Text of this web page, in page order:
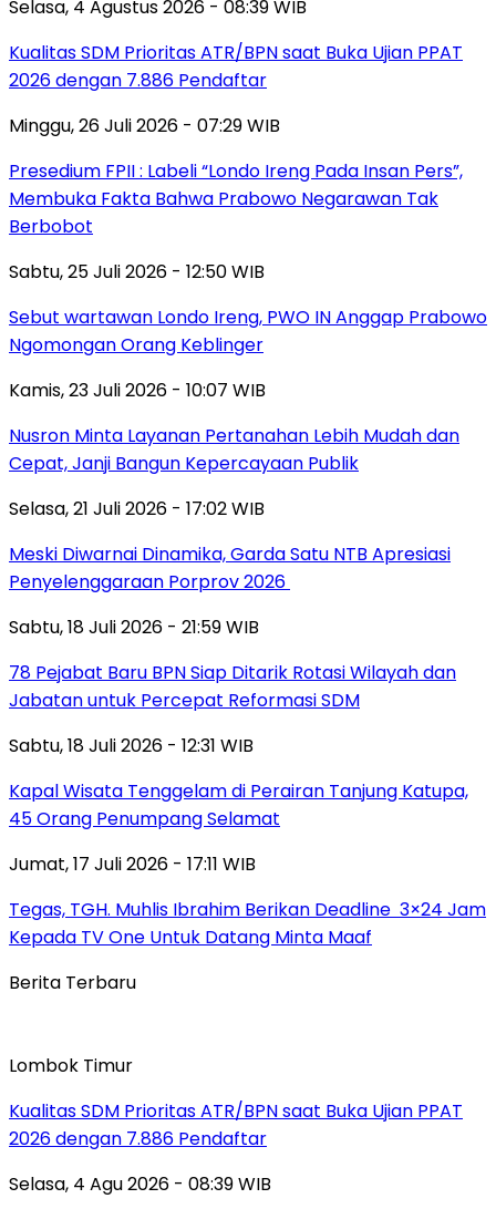
Selasa, 4 Agustus 2026 - 08:39 WIB
Kualitas SDM Prioritas ATR/BPN saat Buka Ujian PPAT
2026 dengan 7.886 Pendaftar
Minggu, 26 Juli 2026 - 07:29 WIB
Presedium FPII : Labeli “Londo Ireng Pada Insan Pers”,
Membuka Fakta Bahwa Prabowo Negarawan Tak
Berbobot
Sabtu, 25 Juli 2026 - 12:50 WIB
Sebut wartawan Londo Ireng, PWO IN Anggap Prabowo
Ngomongan Orang Keblinger
Kamis, 23 Juli 2026 - 10:07 WIB
Nusron Minta Layanan Pertanahan Lebih Mudah dan
Cepat, Janji Bangun Kepercayaan Publik
Selasa, 21 Juli 2026 - 17:02 WIB
Meski Diwarnai Dinamika, Garda Satu NTB Apresiasi
Penyelenggaraan Porprov 2026 ‎
Sabtu, 18 Juli 2026 - 21:59 WIB
78 Pejabat Baru BPN Siap Ditarik Rotasi Wilayah dan
Jabatan untuk Percepat Reformasi SDM
Sabtu, 18 Juli 2026 - 12:31 WIB
Kapal Wisata Tenggelam di Perairan Tanjung Katupa,
45 Orang Penumpang Selamat
Jumat, 17 Juli 2026 - 17:11 WIB
Tegas, TGH. Muhlis Ibrahim Berikan Deadline 3×24 Jam
Kepada TV One Untuk Datang Minta Maaf
Berita Terbaru
Lombok Timur
Kualitas SDM Prioritas ATR/BPN saat Buka Ujian PPAT
2026 dengan 7.886 Pendaftar
Selasa, 4 Agu 2026 - 08:39 WIB